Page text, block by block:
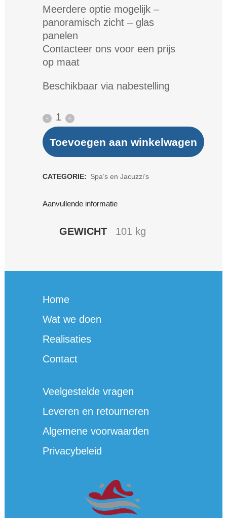
Meerdere optie mogelijk –
panoramisch zicht – glas
panelen
Contacteer ons voor een prijs
op maat
Beschikbaar via nabestelling
Barrelsauna
220
cm
quantity
Toevoegen aan winkelwagen
CATEGORIE: Spa’s en Jacuzzi’s
Aanvullende informatie
GEWICHT 101 kg
Home
Wat we doen
Realisaties
Contact
Veelgestelde vragen
Leveren en retourneren
Algemene voorwaarden
Privacybeleid